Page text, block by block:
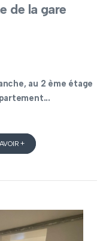
de la gare
au 2 ème étage
+